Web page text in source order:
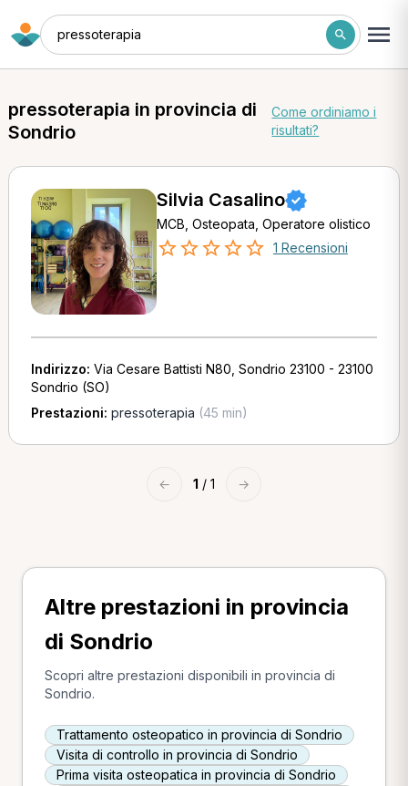
pressoterapia
pressoterapia in provincia di
Sondrio
Come ordiniamo i
risultati?
Silvia Casalino
MCB, Osteopata, Operatore olistico
1 Recensioni
Indirizzo: Via Cesare Battisti N80, Sondrio 23100 - 23100
Sondrio (SO)
Prestazioni: pressoterapia (45 min)
← 1 / 1 →
Altre prestazioni in provincia
di Sondrio
Scopri altre prestazioni disponibili in provincia di
Sondrio.
Trattamento osteopatico in provincia di Sondrio
Visita di controllo in provincia di Sondrio
Prima visita osteopatica in provincia di Sondrio